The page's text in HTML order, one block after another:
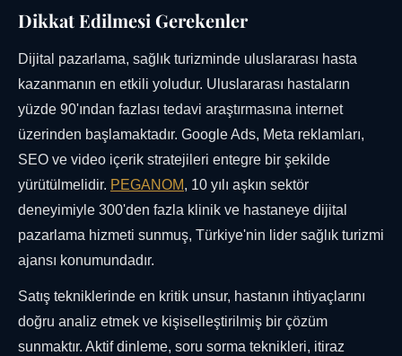
Dikkat Edilmesi Gerekenler
Dijital pazarlama, sağlık turizminde uluslararası hasta
kazanmanın en etkili yoludur. Uluslararası hastaların
yüzde 90'ından fazlası tedavi araştırmasına internet
üzerinden başlamaktadır. Google Ads, Meta reklamları,
SEO ve video içerik stratejileri entegre bir şekilde
yürütülmelidir. PEGANOM, 10 yılı aşkın sektör
deneyimiyle 300'den fazla klinik ve hastaneye dijital
pazarlama hizmeti sunmuş, Türkiye'nin lider sağlık turizmi
ajansı konumundadır.
Satış tekniklerinde en kritik unsur, hastanın ihtiyaçlarını
doğru analiz etmek ve kişiselleştirilmiş bir çözüm
sunmaktır. Aktif dinleme, soru sorma teknikleri, itiraz